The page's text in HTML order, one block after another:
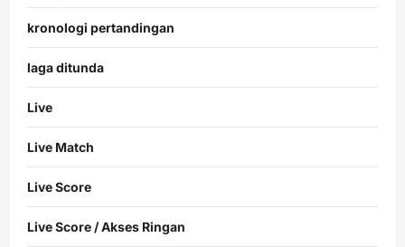
kronologi pertandingan
laga ditunda
Live
Live Match
Live Score
Live Score / Akses Ringan